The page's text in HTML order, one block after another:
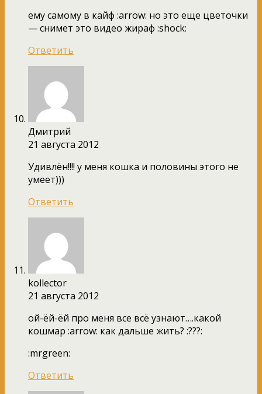
ему самому в кайф :arrow: но это еще цветочки
— снимет это видео жираф :shock:
Ответить
Дмитрий
21 августа 2012
Удивлён!!!! у меня кошка и половины этого не
умеет)))
Ответить
kollector
21 августа 2012
ой-ёй-ёй про меня все всё узнают….какой
кошмар :arrow: как дальше жить? :???:
:mrgreen:
Ответить